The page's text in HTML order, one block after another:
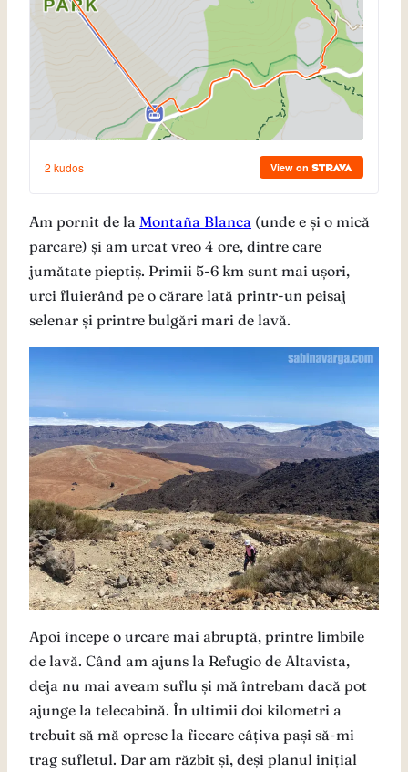
Am pornit de la Montaña Blanca (unde e și o mică
parcare) și am urcat vreo 4 ore, dintre care
jumătate pieptiș. Primii 5-6 km sunt mai ușori,
urci fluierând pe o cărare lată printr-un peisaj
selenar și printre bulgări mari de lavă.
Apoi începe o urcare mai abruptă, printre limbile
de lavă. Când am ajuns la Refugio de Altavista,
deja nu mai aveam suflu și mă întrebam dacă pot
ajunge la telecabină. În ultimii doi kilometri a
trebuit să mă opresc la fiecare câțiva pași să-mi
trag sufletul. Dar am răzbit și, deși planul inițial